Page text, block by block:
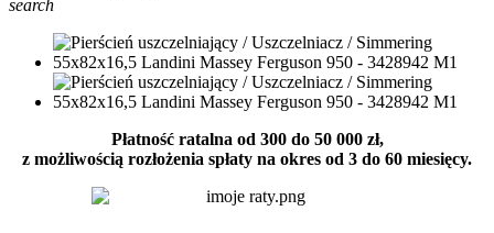
search
Płatność ratalna od 300 do 50 000 zł,
z możliwością rozłożenia spłaty na okres od 3 do 60 miesięcy.